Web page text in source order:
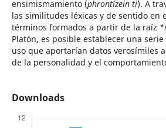
ensimismamiento (phrontízein ti). A
las similitudes léxicas y de sentido en
términos formados a partir de la raíz
Platón, es posible establecer una
uso que aportarían datos verosímiles
de la personalidad y el
Downloads